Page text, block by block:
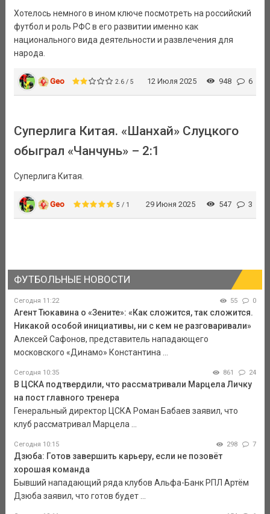
Хотелось немного в ином ключе посмотреть на российский
футбол и роль РФС в его развитии именно как
национального вида деятельности и развлечения для
народа.
Geo 2.6 / 5 12 Июля 2025 948 6
Суперлига Китая. «Шанхай» Слуцкого
обыграл «Чанчунь» – 2:1
Суперлига Китая.
Geo 5 / 1 29 Июня 2025 547 3
ФУТБОЛЬНЫЕ НОВОСТИ
Сегодня 11:22 55 0
Агент Тюкавина о «Зените»: «Как сложится, так сложится.
Никакой особой инициативы, ни с кем не разговаривали»
Алексей Сафонов, представитель нападающего
московского «Динамо» Константина ...
Сегодня 10:35 861 24
В ЦСКА подтвердили, что рассматривали Марцела Личку
на пост главного тренера
Генеральный директор ЦСКА Роман Бабаев заявил, что
клуб рассматривал Марцела ...
Сегодня 10:15 298 7
Дзюба: Готов завершить карьеру, если не позовёт
хорошая команда
Бывший нападающий ряда клубов Альфа-Банк РПЛ Артём
Дзюба заявил, что готов будет ...